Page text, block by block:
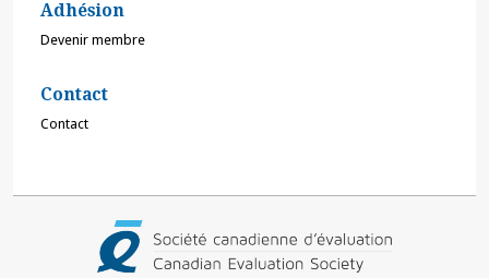
Adhésion
Devenir membre
Contact
Contact